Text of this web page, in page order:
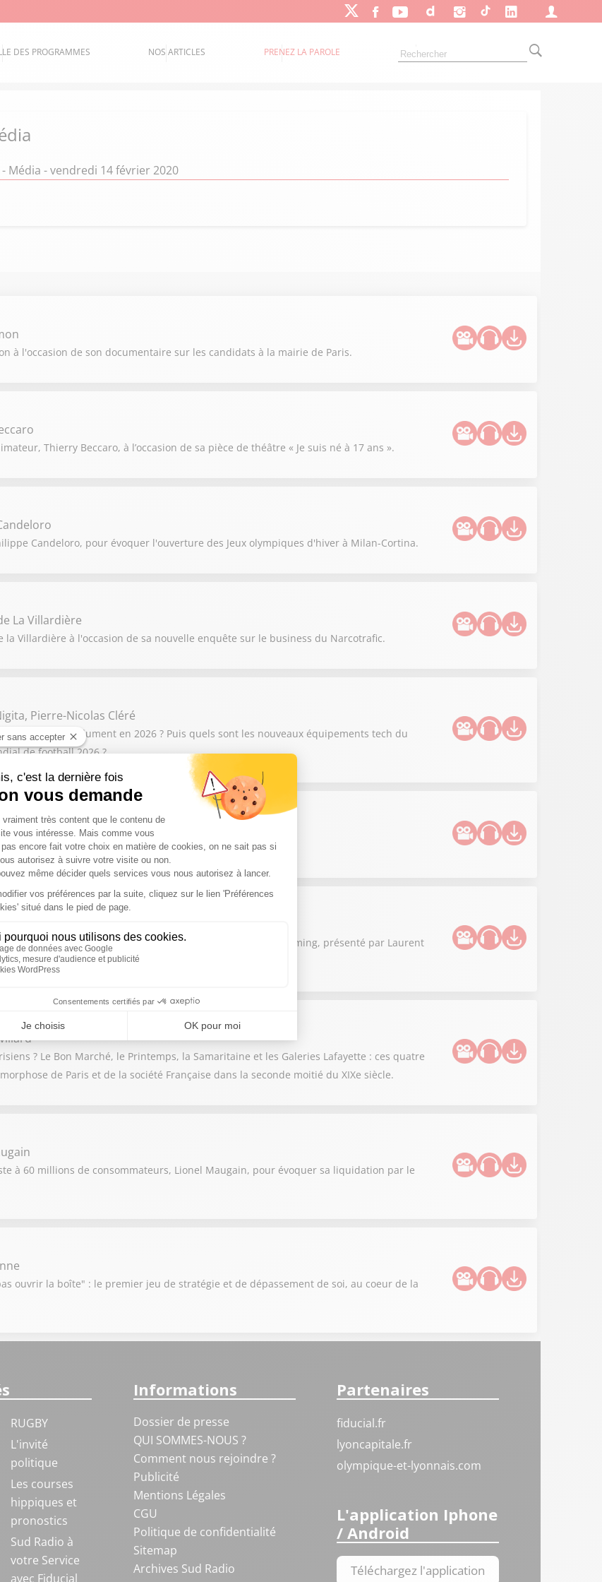
DES PROGRAMMES NOS ARTICLES PRENEZ LA PAROLE
Média - vendredi 14 février 2020
à l'occasion de son documentaire sur les candidats à la mairie de Paris.
Thierry Beccaro, à l’occasion de sa pièce de théâtre « Je suis né à 17 ans ».
Candeloro, pour évoquer l'ouverture des Jeux olympiques d'hiver à Milan-Cortina.
La Villardière
Villardière à l'occasion de sa nouvelle enquête sur le business du Narcotrafic.
Pierre-Nicolas Cléré
à voir absolument en 2026 ? Puis quels sont les nouveaux équipements tech du
de football 2026 ?
de retour en inédit après 2 ans d’absence sur TF1
un cercle d'énergie lumineux qui s'inspire de l’univers du gaming, présenté par Laurent
? Le Bon Marché, le Printemps, la Samaritaine et les Galeries Lafayette : ces quatre
de Paris et de la société Française dans la seconde moitié du XIXe siècle.
à 60 millions de consommateurs, Lionel Maugain, pour évoquer sa liquidation par le
ouvrir la boîte" : le premier jeu de stratégie et de dépassement de soi, au coeur de la
RUGBY
L'invité
politique
Les courses
hippiques et
pronostics
Sud Radio à
votre Service
avec Fiducial
Informations
Dossier de presse
QUI SOMMES-NOUS ?
Comment nous rejoindre ?
Publicité
Mentions Légales
CGU
Politique de confidentialité
Sitemap
Archives Sud Radio
Partenaires
fiducial.fr
lyoncapitale.fr
olympique-et-lyonnais.com
L'application Iphone
/ Android
Téléchargez l'application